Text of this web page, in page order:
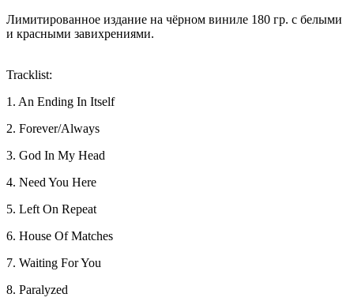
Лимитированное издание на чёрном виниле 180 гр. с белыми
и красными завихрениями.
Tracklist:
1. An Ending In Itself
2. Forever/Always
3. God In My Head
4. Need You Here
5. Left On Repeat
6. House Of Matches
7. Waiting For You
8. Paralyzed